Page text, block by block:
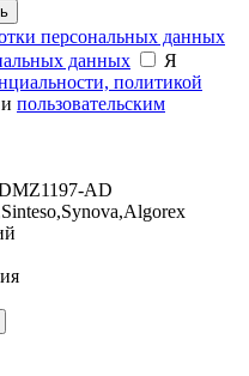
персональных данных
данных
Я
политикой
и пользовательским
AD